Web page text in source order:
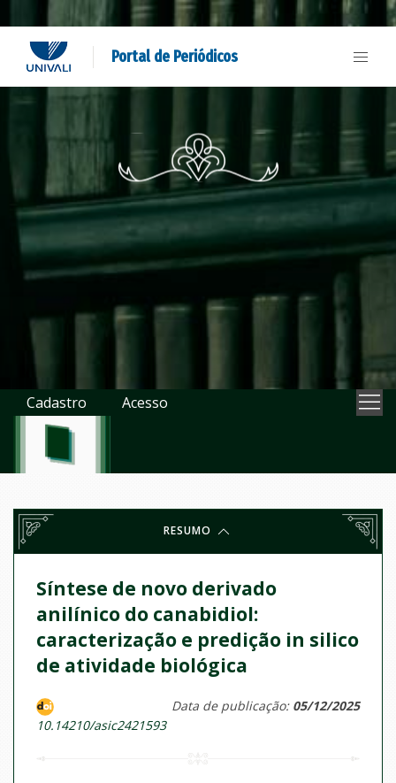
Portal de Periódicos
Cadastro Acesso
RESUMO
Síntese de novo derivado
anilínico do canabidiol:
caracterização e predição in silico
de atividade biológica
10.14210/asic2421593
Data de publicação: 05/12/2025